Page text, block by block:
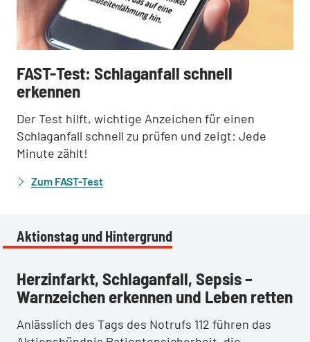
:FAST-Test: Schlaganfall schnell
erkennen
Der Test hilft, wichtige Anzeichen für einen
Schlaganfall schnell zu prüfen und zeigt: Jede
Minute zählt!
Zum FAST-Test
Aktionstag und Hintergrund
:Herzinfarkt, Schlaganfall, Sepsis –
Warnzeichen erkennen und Leben retten
Anlässlich des Tags des Notrufs 112 führen das